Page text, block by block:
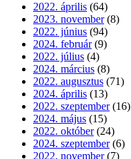
2022. április (64)
2023. november (8)
2022. június (94)
2024. február (9)
2022. július (4)
2024. március (8)
2022. augusztus (71)
2024. április (13)
2022. szeptember (16)
2024. május (15)
2022. október (24)
2024. szeptember (6)
2022. november (7)